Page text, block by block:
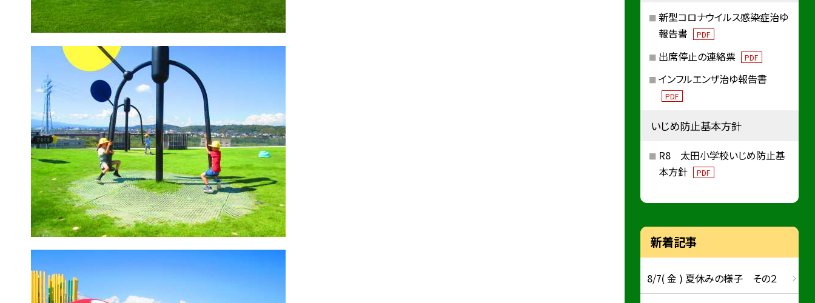
新型コロナウイルス感染症治ゆ
報告書
PDF
出席停止の連絡票 PDF
インフルエンザ治ゆ報告書
PDF
いじめ防止基本方針
R8 太田小学校いじめ防止基
本方針
PDF
新着記事
8/7( 金 ) 夏休みの様子 その２